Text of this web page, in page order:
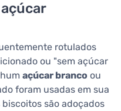
rotulados
ou "sem açúcar
açúcar branco ou
foram usadas em sua
são adoçados